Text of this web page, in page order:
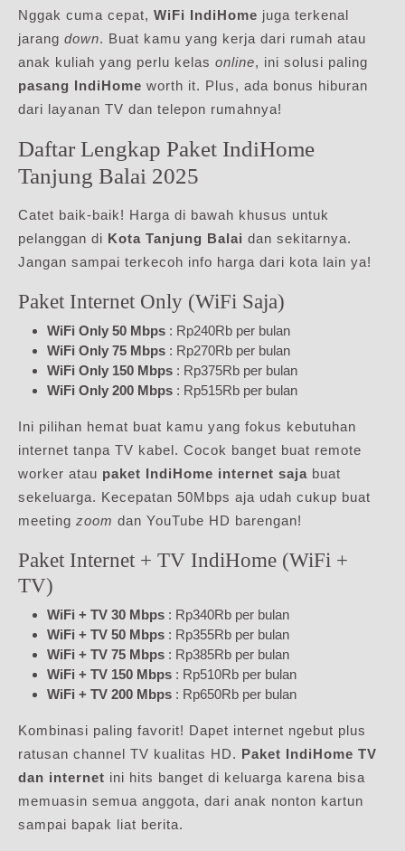
Nggak cuma cepat, WiFi IndiHome juga terkenal
jarang down. Buat kamu yang kerja dari rumah atau
anak kuliah yang perlu kelas online, ini solusi paling
pasang IndiHome worth it. Plus, ada bonus hiburan
dari layanan TV dan telepon rumahnya!
Daftar Lengkap Paket IndiHome
Tanjung Balai 2025
Catet baik-baik! Harga di bawah khusus untuk
pelanggan di Kota Tanjung Balai dan sekitarnya.
Jangan sampai terkecoh info harga dari kota lain ya!
Paket Internet Only (WiFi Saja)
WiFi Only 50 Mbps : Rp240Rb per bulan
WiFi Only 75 Mbps : Rp270Rb per bulan
WiFi Only 150 Mbps : Rp375Rb per bulan
WiFi Only 200 Mbps : Rp515Rb per bulan
Ini pilihan hemat buat kamu yang fokus kebutuhan
internet tanpa TV kabel. Cocok banget buat remote
worker atau paket IndiHome internet saja buat
sekeluarga. Kecepatan 50Mbps aja udah cukup buat
meeting zoom dan YouTube HD barengan!
Paket Internet + TV IndiHome (WiFi +
TV)
WiFi + TV 30 Mbps : Rp340Rb per bulan
WiFi + TV 50 Mbps : Rp355Rb per bulan
WiFi + TV 75 Mbps : Rp385Rb per bulan
WiFi + TV 150 Mbps : Rp510Rb per bulan
WiFi + TV 200 Mbps : Rp650Rb per bulan
Kombinasi paling favorit! Dapet internet ngebut plus
ratusan channel TV kualitas HD. Paket IndiHome TV
dan internet ini hits banget di keluarga karena bisa
memuasin semua anggota, dari anak nonton kartun
sampai bapak liat berita.